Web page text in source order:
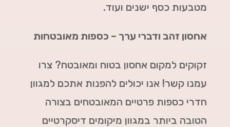
מטבעות כסף ישנים ועוד.
אחסון זהב ודברי ערך – כספות מאובטחות
זקוקים למקום אחסון בטוח ומאובטח? צרו
עמנו קשר! אנו יכולים להפנות אתכם למגוון
חדרי כספות פרטיים המאובטחים בצורה
הטובה ביותר במגוון מיקומים דיסקרטיים